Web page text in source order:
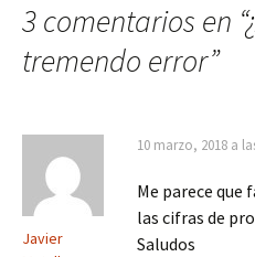
entradas
3 comentarios en “
tremendo error”
Javier
10 marzo, 2018 a
Me parece que
las cifras de
Saludos